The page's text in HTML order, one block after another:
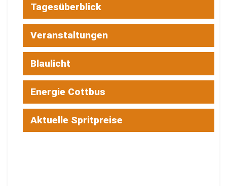
Tagesüberblick
Veranstaltungen
Blaulicht
Energie Cottbus
Aktuelle Spritpreise